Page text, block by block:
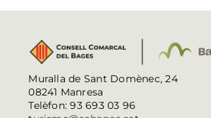
Muralla de Sant Domènec, 24
08241 Manresa
Telèfon: 93 693 03 96